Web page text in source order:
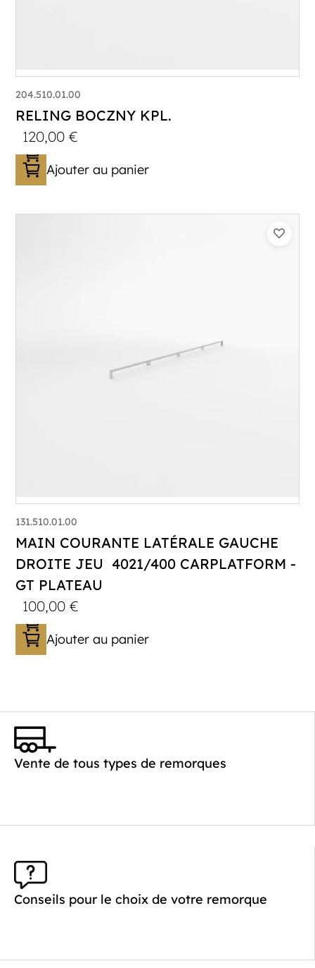
204.510.01.00
RELING BOCZNY KPL.
120,00€
Ajouter au panier
131.510.01.00
MAIN COURANTE LATÉRALE GAUCHE
DROITE JEU 4021/400 CARPLATFORM -
GT PLATEAU
100,00€
Ajouter au panier
Vente de tous types de remorques
Conseils pour le choix de votre remorque